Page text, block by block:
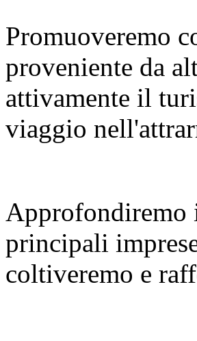
Promuoveremo
proveniente da
attivamente il
viaggio
Approfondiremo
principali
coltiveremo e